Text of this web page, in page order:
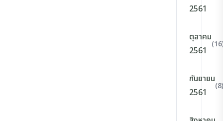
2561
ตุลาคม
2561
กันยายน
2561
(8)